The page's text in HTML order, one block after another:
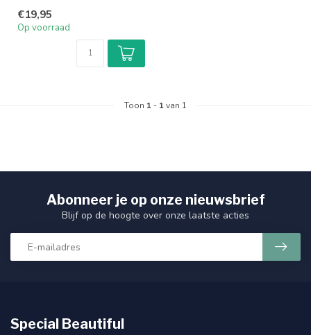
€19,95
Op voorraad
Toon 1 - 1van 1
Abonneer je op onze nieuwsbrief
Blijf op de hoogte over onze laatste acties
Special Beautiful